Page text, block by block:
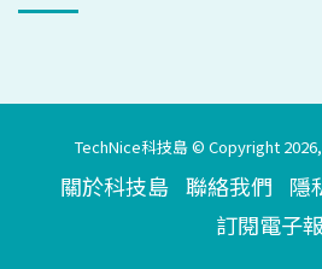
TechNice科技島 © Copyright
關於科技島 聯絡我們 隱
訂閱電子報